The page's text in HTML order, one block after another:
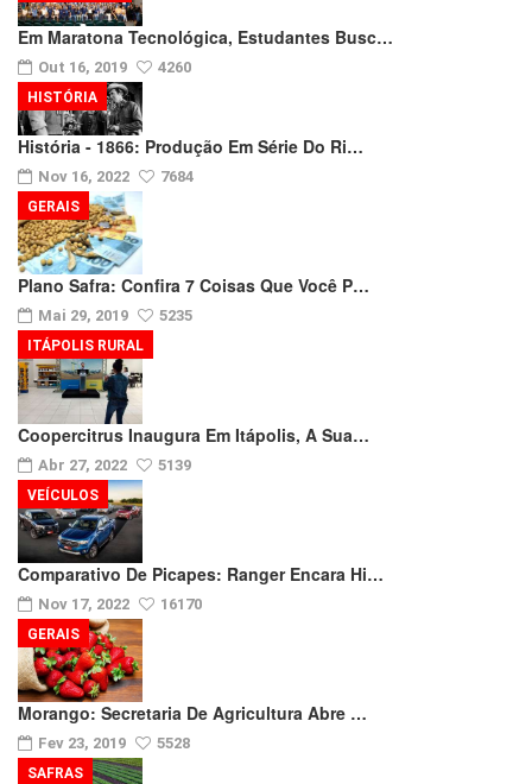
Em Maratona Tecnológica, Estudantes Busc…
Out 16, 2019 4260
História - 1866: Produção Em Série Do Ri…
Nov 16, 2022 7684
HISTÓRIA
Plano Safra: Confira 7 Coisas Que Você P…
Mai 29, 2019 5235
GERAIS
Coopercitrus Inaugura Em Itápolis, A Sua…
Abr 27, 2022 5139
ITÁPOLIS RURAL
Comparativo De Picapes: Ranger Encara Hi…
Nov 17, 2022 16170
VEÍCULOS
Morango: Secretaria De Agricultura Abre …
Fev 23, 2019 5528
GERAIS
SAFRAS